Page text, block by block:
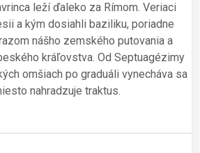
leží ďaleko za Rímom. Veriaci
a kým dosiahli baziliku, poriadne
nášho zemského putovania a
kráľovstva. Od Septuagézimy
omšiach po graduáli vynecháva sa
nahradzuje traktus.